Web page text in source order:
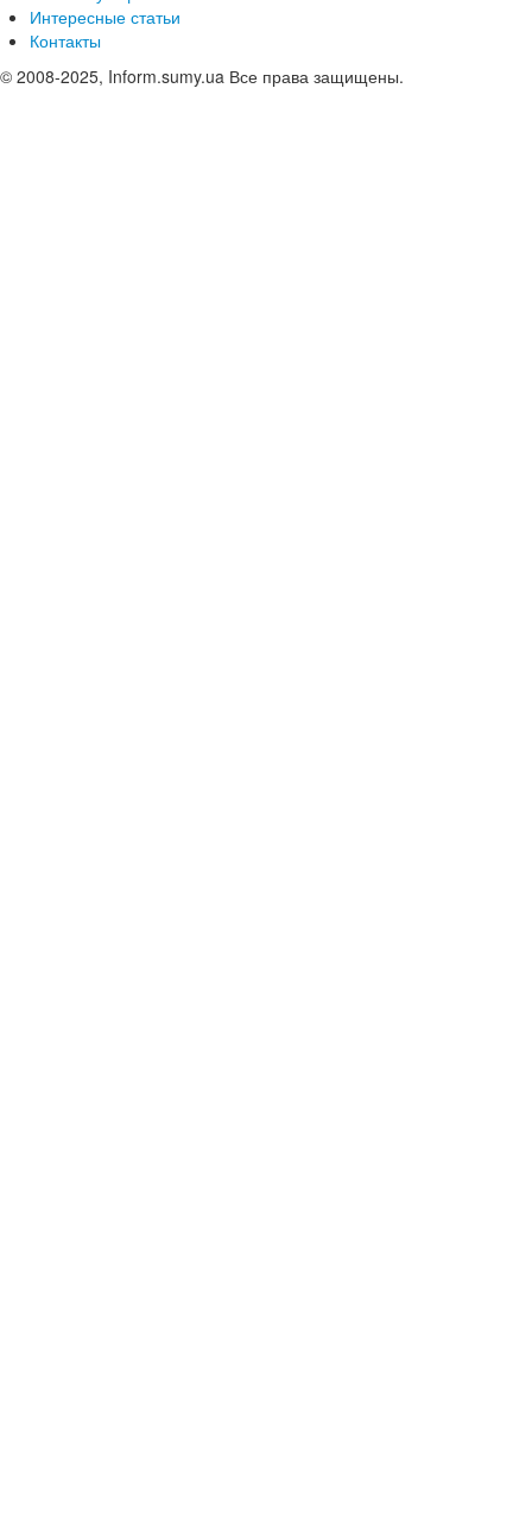
Интересные статьи
Контакты
© 2008-2025, Inform.sumy.ua Все права защищены.